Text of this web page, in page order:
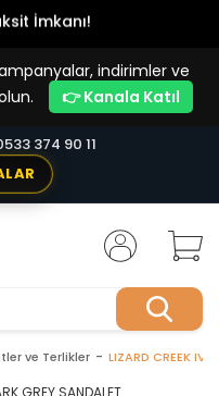
İmkanı!
indirimler ve
👉 Kanala Katıl
374 90 11
ve Terlikler LIZARD CREEK IV